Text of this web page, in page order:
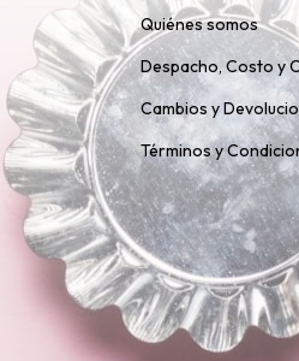
Quiénes somos
Despacho, Costo y
Cambios y
Términos y